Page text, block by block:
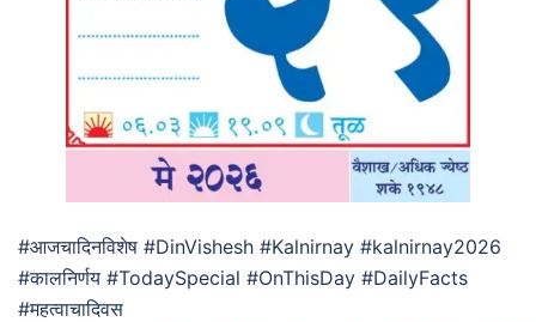
#आजचादिनविशेष #DinVishesh #Kalnirnay #kalnirnay2026
#कालनिर्णय #TodaySpecial #OnThisDay #DailyFacts
#महत्वाचादिवस